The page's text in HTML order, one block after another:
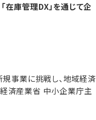
在庫管理DX」を通じて企
事業に挑戦し、地域経済
済産業省 中小企業庁主